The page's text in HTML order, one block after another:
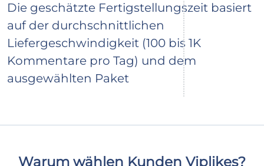
Die geschätzte Fertigstellungszeit basiert
auf der durchschnittlichen
Liefergeschwindigkeit (100 bis 1K
Kommentare pro Tag) und dem
ausgewählten Paket
Warum wählen Kunden Viplikes?